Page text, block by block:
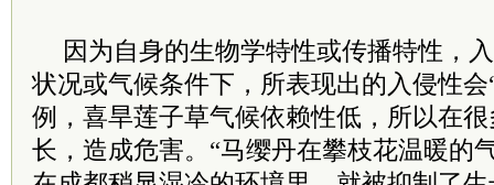
因为自身的生物学特性或传播特性，
状况或气候条件下，所表现出的入侵性
例，喜旱莲子草气候依赖性低，所以在
长，造成危害。“马缨丹在攀枝花温暖的